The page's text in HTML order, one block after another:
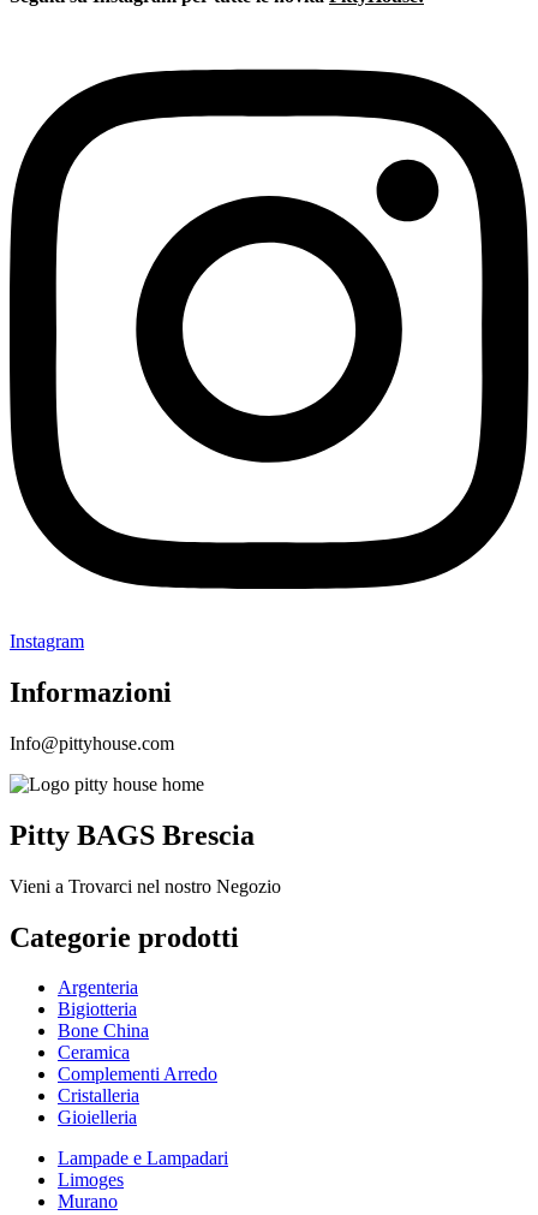
Instagram
Informazioni
Info@pittyhouse.com
Pitty BAGS Brescia
Vieni a Trovarci nel nostro Negozio
Categorie prodotti
Argenteria
Bigiotteria
Bone China
Ceramica
Complementi Arredo
Cristalleria
Gioielleria
Lampade e Lampadari
Limoges
Murano